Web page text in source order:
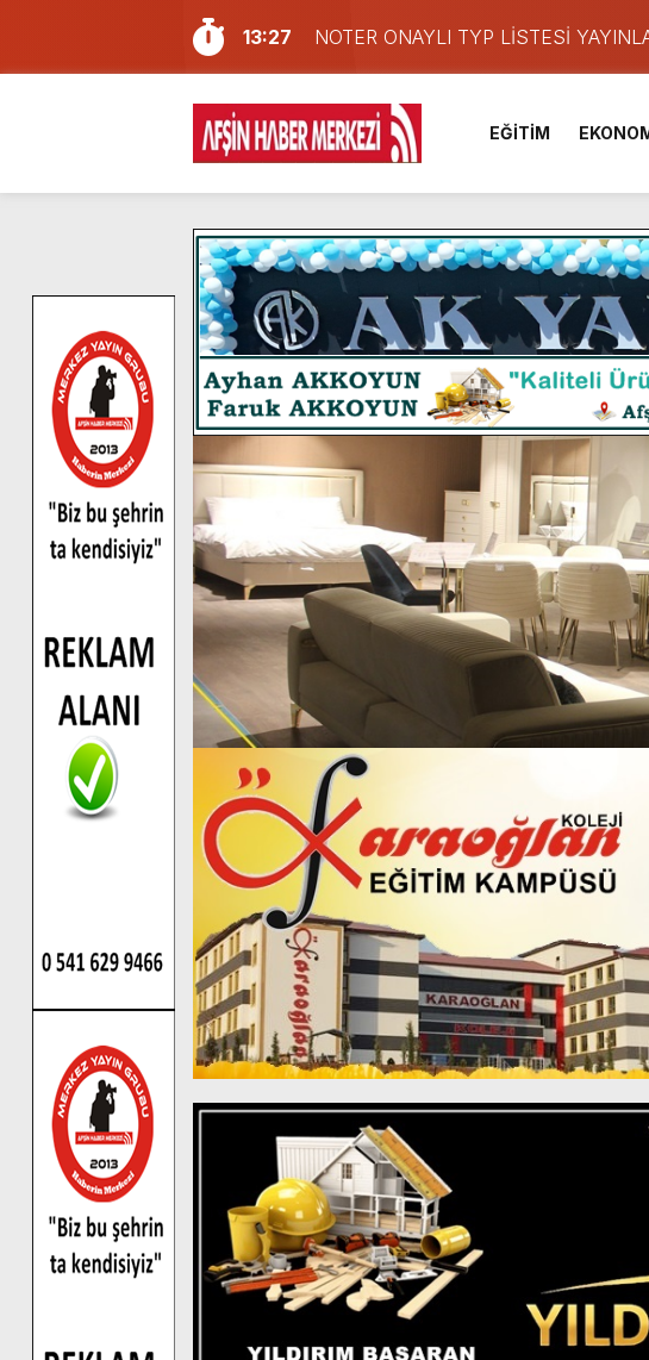
13:27
NOTER ONAYLI TYP LİSTESİ
11:22
KAFUM Fuar Alanı Bulut ve Yavuz’un
8:06
Afşinli bir hemşehrimizin de olduğu
14:05
Madrigal, Perşembe Günü KAFUM’da
7:39
KEDİNİZ Mİ VAR?
7:27
Cumhurbaşkanı Erdoğan, Ayser
13:57
Afşin Heyetinden Kaymakam
10:34
Vatandaşlardan Ağustos Fuarı’na
16:48
Pusula Maraş Kamplarında 2 Bin
16:10
Uluslararası Bisiklet Yarışması’nda En
EĞİTİM